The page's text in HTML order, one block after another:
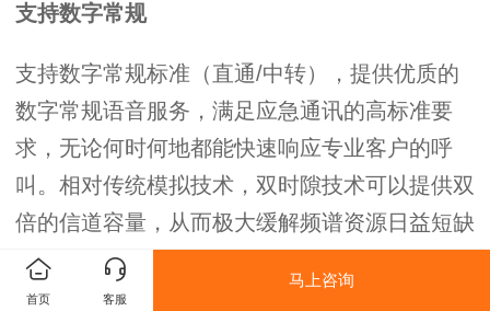
支持数字常规
支持数字常规标准（直通/中转）
，提供优质的
数字常规语音服务，满足应急通讯的高标准要
求，无论何时何地都能快速响应专业客户的呼
叫。相对传统模拟技术，双时隙技术可以提供双
倍的信道容量， 从而极大缓解频谱资源日益短缺
的压力
首页 客服
马上咨询